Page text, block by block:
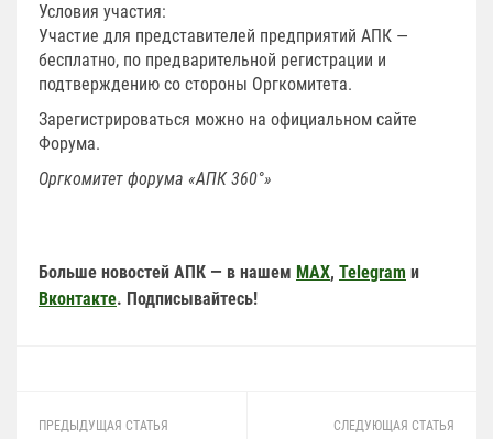
Условия участия:
Участие для представителей предприятий АПК —
бесплатно, по предварительной регистрации и
подтверждению со стороны Оргкомитета.
Зарегистрироваться можно на официальном сайте
Форума.
Оргкомитет форума «АПК 360°»
Больше новостей АПК — в нашем MAX, Telegram и
Вконтакте. Подписывайтесь!
ПРЕДЫДУЩАЯ СТАТЬЯ СЛЕДУЮЩАЯ СТАТЬЯ